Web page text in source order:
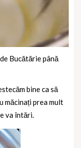
Bucătărie până
bine ca să
măcinați prea mult
va întări.